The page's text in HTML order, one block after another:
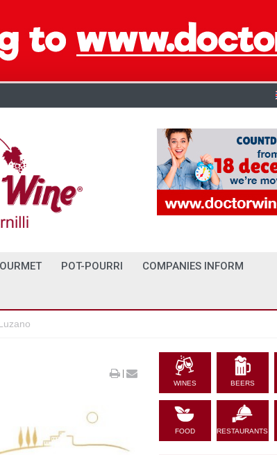
POT-POURRI COMPANIES INFORM
|
WINES BEERS
FOOD RESTAURANTS